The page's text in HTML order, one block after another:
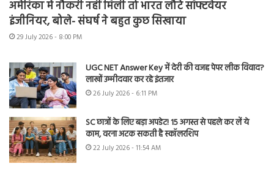
अमेरिका में नौकरी नहीं मिली तो भारत लौटे सॉफ्टवेयर
इंजीनियर, बोले- संघर्ष ने बहुत कुछ सिखाया
29 July 2026 - 8:00 PM
UGC NET Answer Key में देरी की वजह पेपर लीक विवाद?
लाखों उम्मीदवार कर रहे इंतजार
26 July 2026 - 6:11 PM
SC छात्रों के लिए बड़ा अपडेट! 15 अगस्त से पहले कर लें ये
काम, वरना अटक सकती है स्कॉलरशिप
22 July 2026 - 11:54 AM